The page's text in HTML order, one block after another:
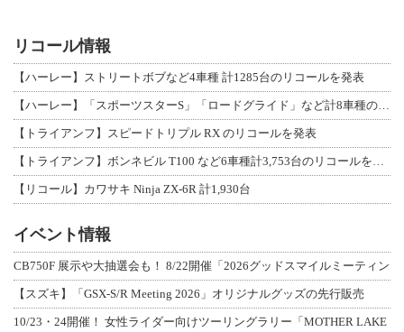
リコール情報
【ハーレー】ストリートボブなど4車種 計1285台のリコールを発表
【ハーレー】「スポーツスターS」「ロードグライド」など計8車種のリコールを発表
【トライアンフ】スピードトリプル RX のリコールを発表
【トライアンフ】ボンネビル T100 など6車種計3,753台のリコールを発表
【リコール】カワサキ Ninja ZX-6R 計1,930台
イベント情報
CB750F 展示や大抽選会も！ 8/22開催「2026グッドスマイルミーティン
【スズキ】「GSX-S/R Meeting 2026」オリジナルグッズの先行販売
10/23・24開催！ 女性ライダー向けツーリングラリー「MOTHER LAKE